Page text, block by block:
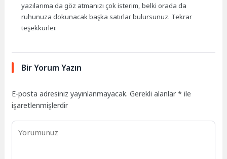
yazılarıma da göz atmanızı çok isterim, belki orada da
ruhunuza dokunacak başka satırlar bulursunuz. Tekrar
teşekkürler.
Bir Yorum Yazın
E-posta adresiniz yayınlanmayacak. Gerekli alanlar* ile
işaretlenmişlerdir